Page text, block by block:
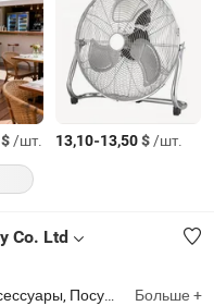
/шт. 13,10-13,50$/шт.
Co. Ltd
продукты, Промо-наборы. Ваш персональный эксперт по индивидуализации подарков Больше +